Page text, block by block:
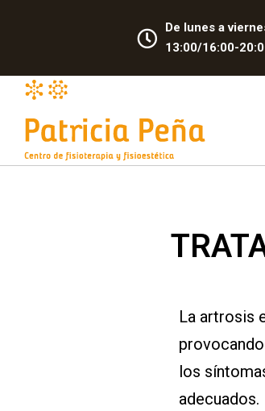
De lunes a
13:00/16:00-
La artrosis
los
adecuados.